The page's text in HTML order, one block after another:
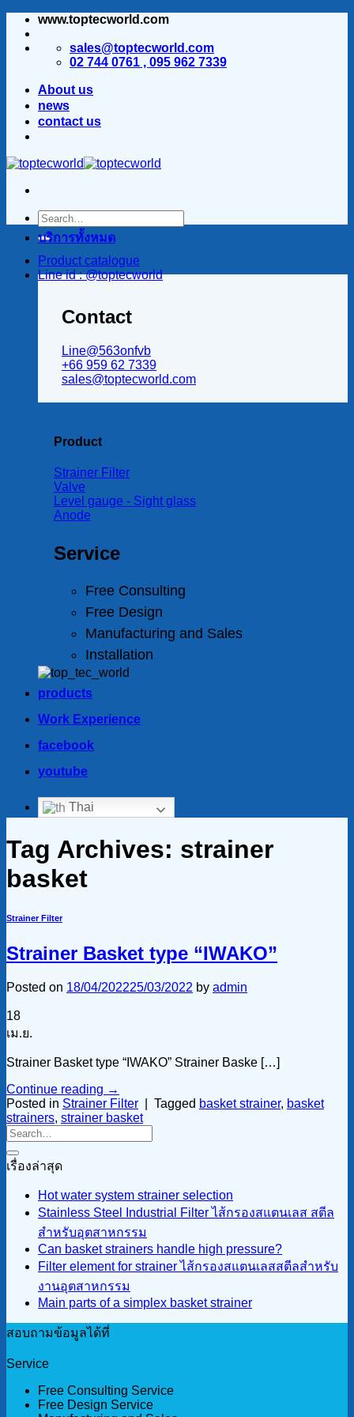
ข้าม
www.toptecworld.com
sales@toptecworld.com
02 744 0761 , 095 962 7339
About us
news
contact us
Product catalogue
Line id : @toptecworld
บริการทั้งหมด
Contact
Line@563onfvb
+66 959 62 7339
sales@toptecworld.com
Product
Strainer Filter
Valve
Level gauge - Sight glass
Anode
Service
Free Consulting
Free Design
Manufacturing and Sales
Installation
products
Work Experience
facebook
youtube
Thai
Tag Archives: strainer
basket
Strainer Filter
Strainer Basket type “IWAKO”
Posted on 18/04/202225/03/2022 by admin
18
เม.ย.
Strainer Basket type “IWAKO” Strainer Baske […]
Continue reading →
Posted in Strainer Filter Tagged basket strainer, basket
strainers, strainer basket
เรื่องล่าสุด
Hot water system strainer selection
Stainless Steel Industrial Filter ไส้กรองสแตนเลส สตีล
สำหรับอุตสาหกรรม
Can basket strainers handle high pressure?
Filter element for strainer ไส้กรองสแตนเลสสตีลสำหรับ
งานอุตสาหกรรม
Main parts of a simplex basket strainer
สอบถามข้อมูลได้ที่
Service
Free Consulting Service
Free Design Service